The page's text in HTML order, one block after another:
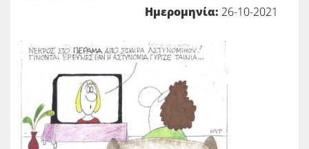
Ημερομηνία: 26-10-2021